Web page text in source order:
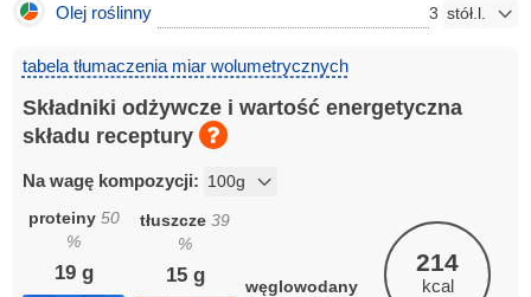
Olej roślinny
3
tabela tłumaczenia miar wolumetrycznych
Składniki odżywcze i wartość energetyczna
składu receptury
Na wagę kompozycji:
proteiny 50
%
19g
tłuszcze 39
%
15g
węglowodany
214
kcal